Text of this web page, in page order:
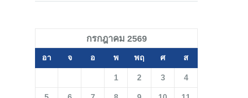
กรกฎาคม 2569
อา จ อ พ พฤ ศ ส
1 2 3 4